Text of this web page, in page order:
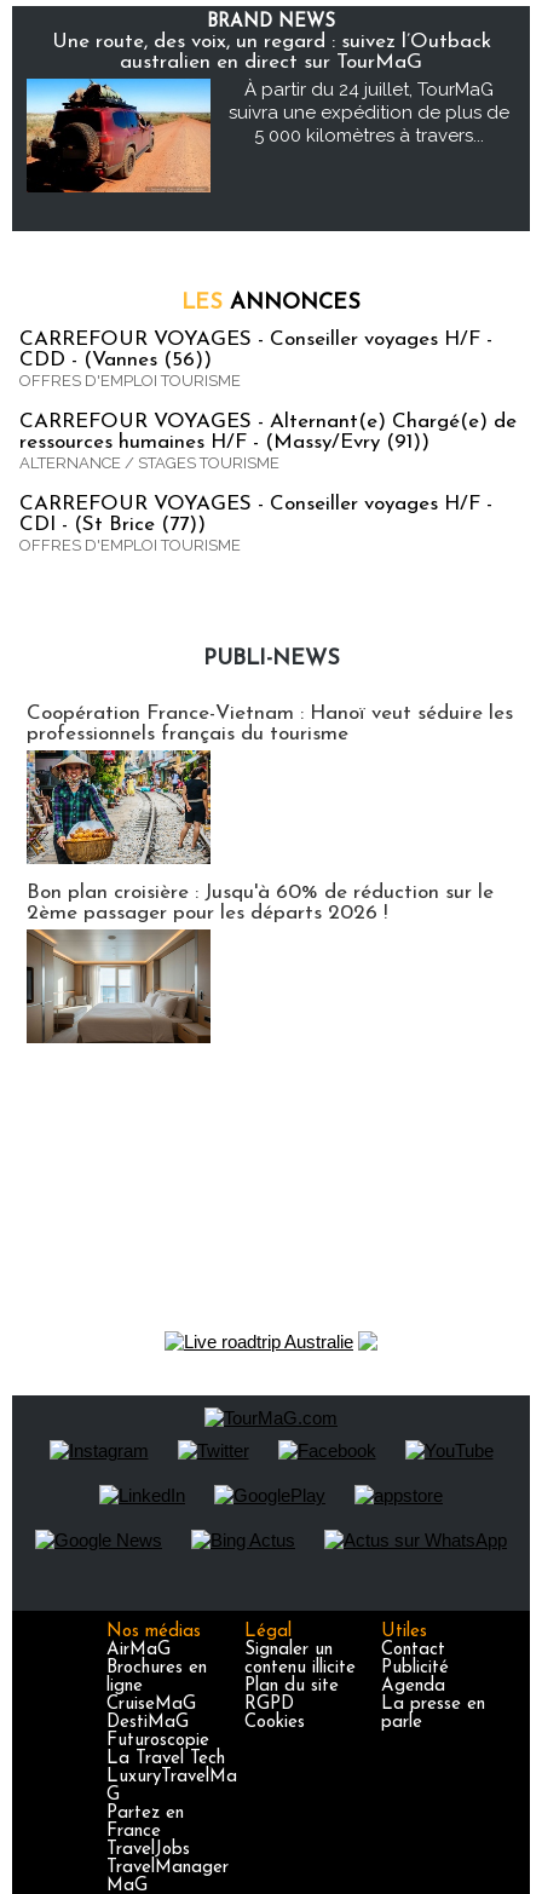
BRAND NEWS
Une route, des voix, un regard : suivez l’Outback
australien en direct sur TourMaG
À partir du 24 juillet, TourMaG
suivra une expédition de plus de
5 000 kilomètres à travers...
LES ANNONCES
CARREFOUR VOYAGES - Conseiller voyages H/F -
CDD - (Vannes (56))
OFFRES D'EMPLOI TOURISME
CARREFOUR VOYAGES - Alternant(e) Chargé(e) de
ressources humaines H/F - (Massy/Evry (91))
ALTERNANCE / STAGES TOURISME
CARREFOUR VOYAGES - Conseiller voyages H/F -
CDI - (St Brice (77))
OFFRES D'EMPLOI TOURISME
PUBLI-NEWS
Coopération France-Vietnam : Hanoï veut séduire les
professionnels français du tourisme
Bon plan croisière : Jusqu'à 60% de réduction sur le
2ème passager pour les départs 2026 !
Nos médias
AirMaG
Brochures en
ligne
CruiseMaG
DestiMaG
Futuroscopie
La Travel Tech
LuxuryTravelMa
G
Partez en
France
TravelJobs
TravelManager
MaG
Légal
Signaler un
contenu illicite
Plan du site
RGPD
Cookies
Utiles
Contact
Publicité
Agenda
La presse en
parle